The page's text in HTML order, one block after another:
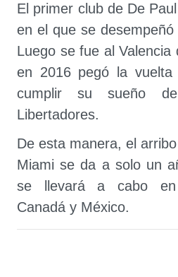
El primer club de De
en el que se
Luego se fue al Valencia
en 2016 pegó la vuelta
cumplir su sueño
Libertadores.
De esta manera, el
Miami se da a solo un
se llevará a cabo en
Canadá y México.